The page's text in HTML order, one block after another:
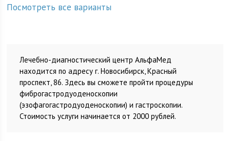
Посмотреть все варианты
Лечебно-диагностический центр АльфаМед
находится по адресу г. Новосибирск, Красный
проспект, 86. Здесь вы сможете пройти процедуры
фиброгастродуоденоскопии
(эзофагогастродуоденоскопии) и гастроскопии.
Стоимость услуги начинается от 2000 рублей.